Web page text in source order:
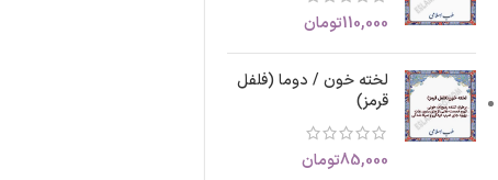
110,000تومان
لخته خون / دوما (فلفل
قرمز)
85,000تومان